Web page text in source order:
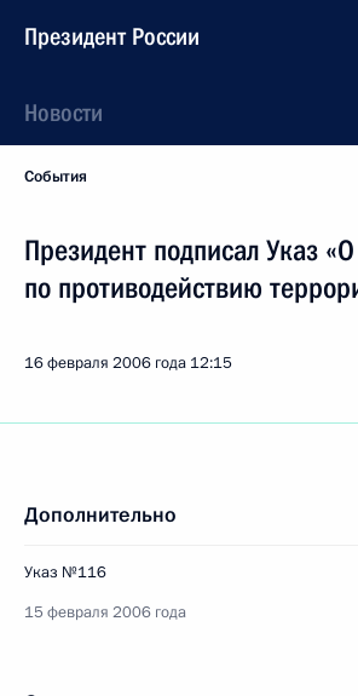
Президент России
Новости
События
Президент подписал Указ
по противодействию
16 февраля 2006 года 12:15
Дополнительно
Указ №116
15 февраля 2006 года